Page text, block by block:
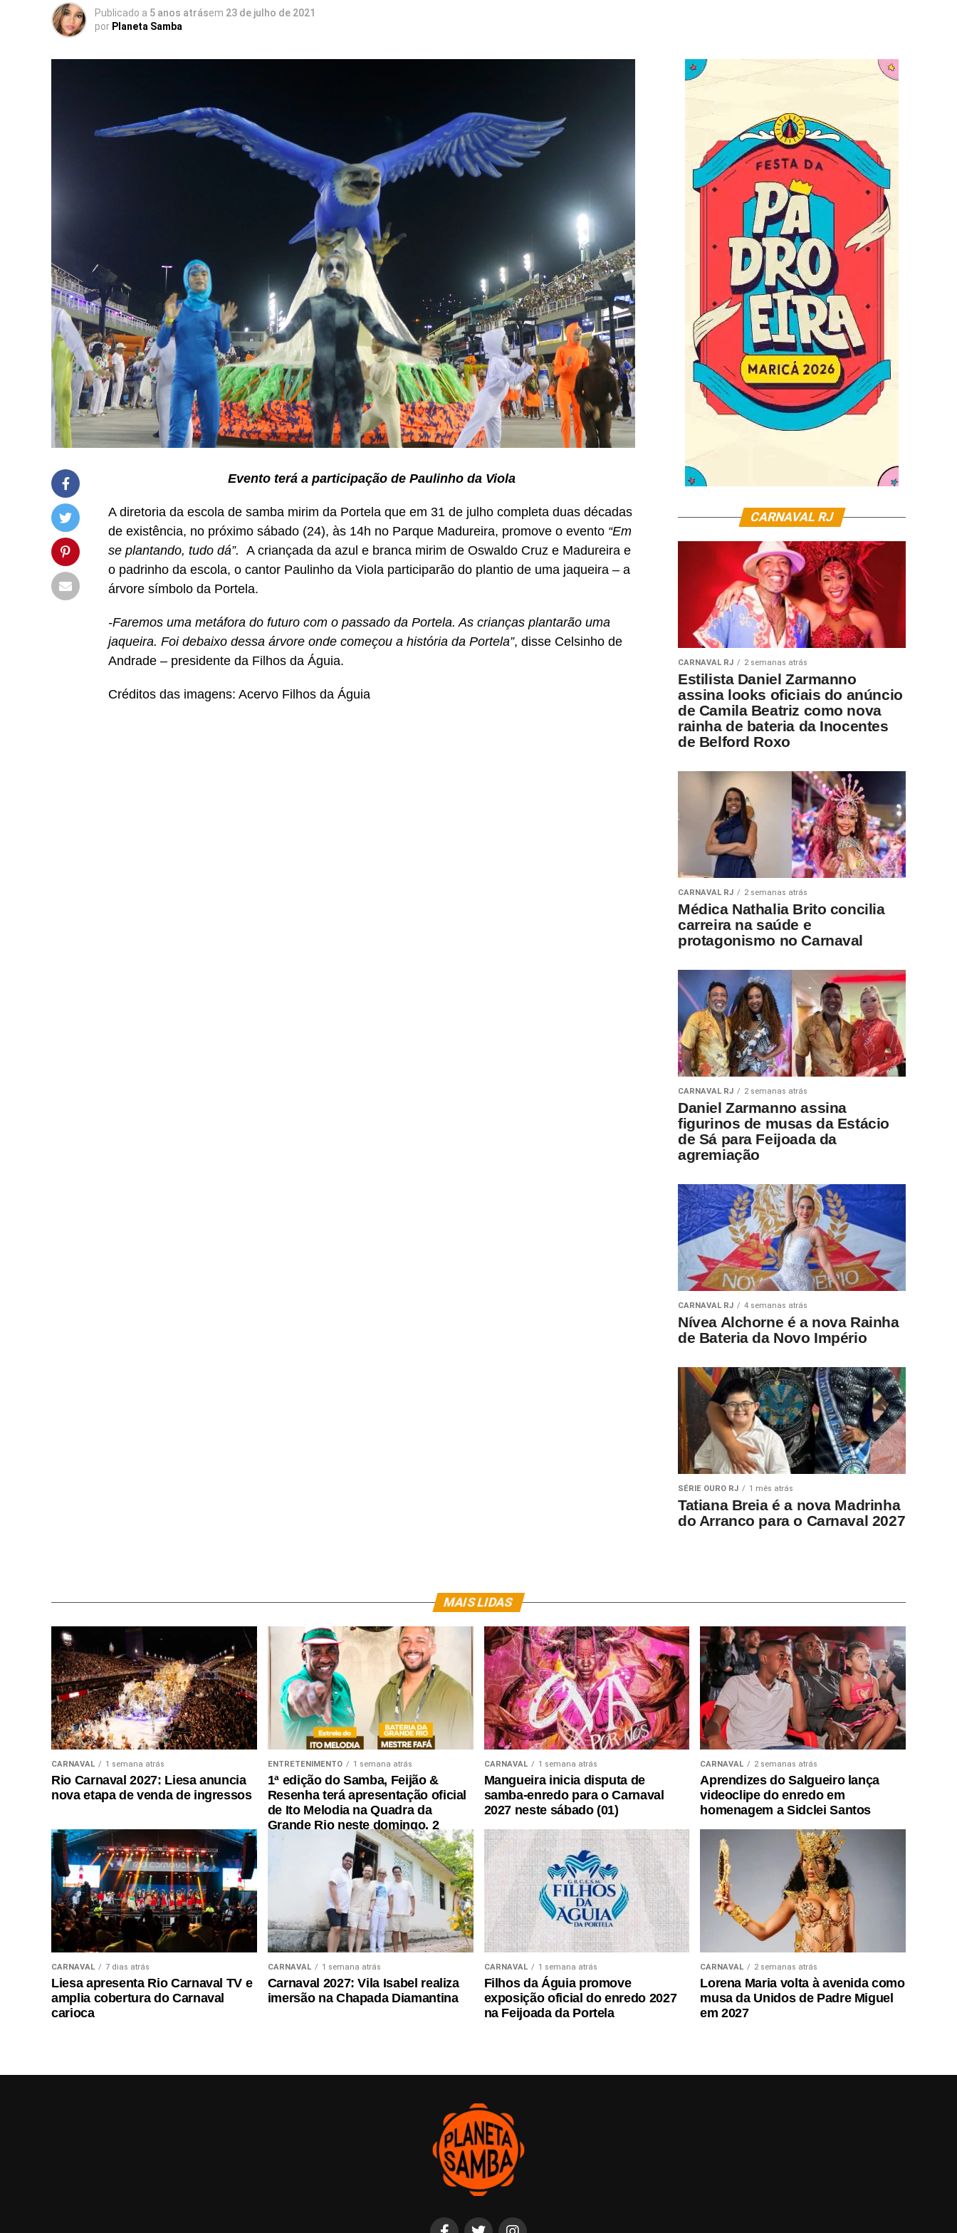
Publicado a 5 anos atrásem 23 de julho de 2021
por Planeta Samba
Evento terá a participação de Paulinho da Viola
A diretoria da escola de samba mirim da Portela que em 31 de julho completa duas décadas
de existência, no próximo sábado (24), às 14h no Parque Madureira, promove o evento “Em
se plantando, tudo dá”. A criançada da azul e branca mirim de Oswaldo Cruz e Madureira e
o padrinho da escola, o cantor Paulinho da Viola participarão do plantio de uma jaqueira – a
árvore símbolo da Portela.
-Faremos uma metáfora do futuro com o passado da Portela. As crianças plantarão uma
jaqueira. Foi debaixo dessa árvore onde começou a história da Portela”, disse Celsinho de
Andrade – presidente da Filhos da Águia.
Créditos das imagens: Acervo Filhos da Águia
CARNAVAL RJ
CARNAVAL RJ 2 semanas atrás
Estilista Daniel Zarmanno
assina looks oficiais do anúncio
de Camila Beatriz como nova
rainha de bateria da Inocentes
de Belford Roxo
CARNAVAL RJ 2 semanas atrás
Médica Nathalia Brito concilia
carreira na saúde e
protagonismo no Carnaval
CARNAVAL RJ 2 semanas atrás
Daniel Zarmanno assina
figurinos de musas da Estácio
de Sá para Feijoada da
agremiação
CARNAVAL RJ 4 semanas atrás
Nívea Alchorne é a nova Rainha
de Bateria da Novo Império
SÉRIE OURO RJ 1 mês atrás
Tatiana Breia é a nova Madrinha
do Arranco para o Carnaval 2027
MAIS LIDAS
CARNAVAL 1 semana atrás
Rio Carnaval 2027: Liesa anuncia
nova etapa de venda de ingressos
ENTRETENIMENTO 1 semana atrás
1ª edição do Samba, Feijão &
Resenha terá apresentação oficial
de Ito Melodia na Quadra da
Grande Rio neste domingo, 2
CARNAVAL 1 semana atrás
Mangueira inicia disputa de
samba-enredo para o Carnaval
2027 neste sábado (01)
CARNAVAL 2 semanas atrás
Aprendizes do Salgueiro lança
videoclipe do enredo em
homenagem a Sidclei Santos
CARNAVAL 7 dias atrás
Liesa apresenta Rio Carnaval TV e
amplia cobertura do Carnaval
carioca
CARNAVAL 1 semana atrás
Carnaval 2027: Vila Isabel realiza
imersão na Chapada Diamantina
CARNAVAL 1 semana atrás
Filhos da Águia promove
exposição oficial do enredo 2027
na Feijoada da Portela
CARNAVAL 2 semanas atrás
Lorena Maria volta à avenida como
musa da Unidos de Padre Miguel
em 2027